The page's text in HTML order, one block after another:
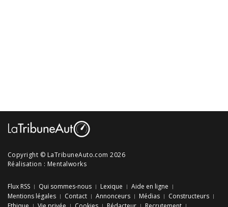
Copyright © LaTribuneAuto.com 2026
Réalisation : Mentalworks
Flux RSS Qui sommes-nous Lexique
Aide en ligne
Mentions légales
Contact Annonceurs Médias
Constructeurs